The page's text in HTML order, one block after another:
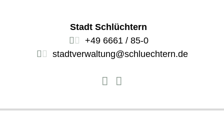
Stadt Schlüchtern
+49 6661 / 85-0
stadtverwaltung@schluechtern.de